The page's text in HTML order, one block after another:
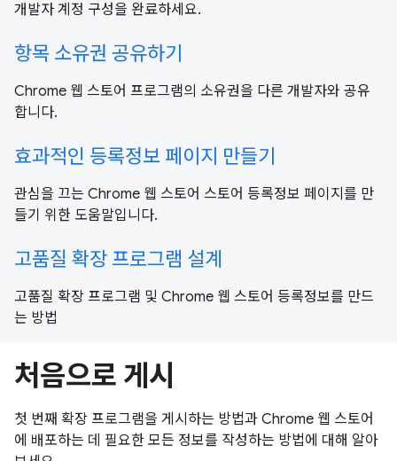
개발자 계정 구성을 완료하세요.
항목 소유권 공유하기
Chrome 웹 스토어 프로그램의 소유권을 다른 개발자와 공유
합니다.
효과적인 등록정보 페이지 만들기
관심을 끄는 Chrome 웹 스토어 스토어 등록정보 페이지를 만
들기 위한 도움말입니다.
고품질 확장 프로그램 설계
고품질 확장 프로그램 및 Chrome 웹 스토어 등록정보를 만드
는 방법
처음으로 게시
첫 번째 확장 프로그램을 게시하는 방법과 Chrome 웹 스토어
에 배포하는 데 필요한 모든 정보를 작성하는 방법에 대해 알아